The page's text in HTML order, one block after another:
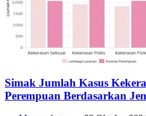
Simak Jumlah Kasus
Perempuan Berdasarkan